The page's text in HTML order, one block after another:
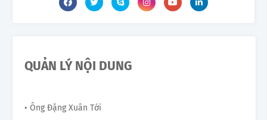
QUẢN LÝ NỘI DUNG
• Ông Đặng Xuân Tới